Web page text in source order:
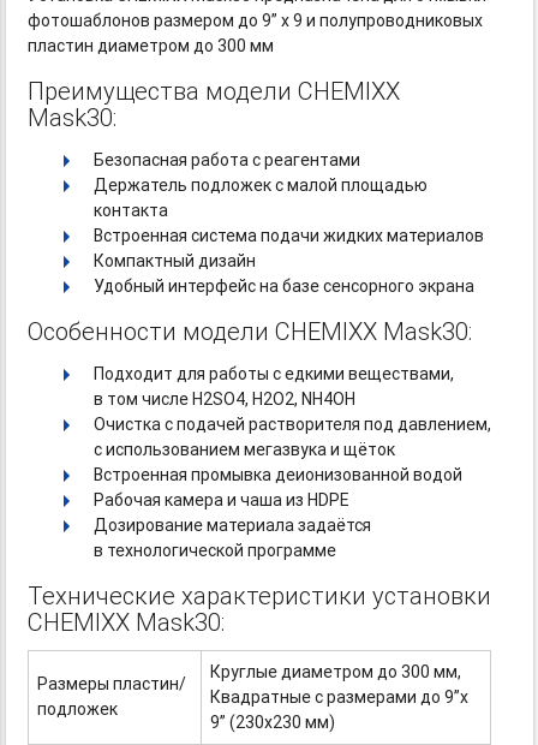
фотошаблонов размером до 9” x 9 и полупроводниковых
пластин диаметром до 300 мм
Преимущества модели CHEMIXX
Mask30:
Безопасная работа с реагентами
Держатель подложек с малой площадью
контакта
Встроенная система подачи жидких материалов
Компактный дизайн
Удобный интерфейс на базе сенсорного экрана
Особенности модели CHEMIXX Mask30:
Подходит для работы с едкими веществами,
в том числе H2SO4, H2O2, NH4OH
Очистка с подачей растворителя под давлением,
с использованием мегазвука и щёток
Встроенная промывка деионизованной водой
Рабочая камера и чаша из HDPE
Дозирование материала задаётся
в технологической программе
Технические характеристики установки
CHEMIXX Mask30:
Размеры пластин/
подложек
Круглые диаметром до 300 мм,
Квадратные с размерами до 9”x
9” (230х230 мм)